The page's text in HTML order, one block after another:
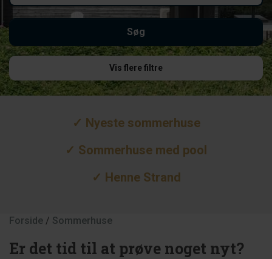
Vis flere filtre
✓ Nyeste sommerhuse
✓ Sommerhuse med pool
✓ Henne Strand
Forside / Sommerhuse
Er det tid til at prøve noget nyt?